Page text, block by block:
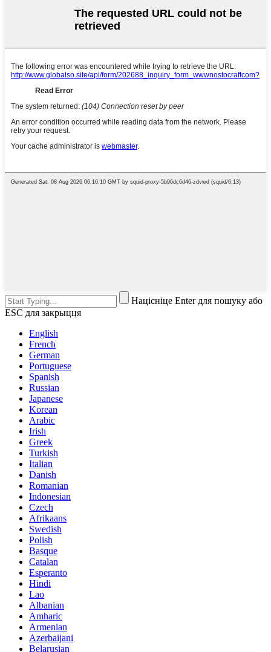
Націсніце Enter для пошуку або
ESC для закрыцця
English
French
German
Portuguese
Spanish
Russian
Japanese
Korean
Arabic
Irish
Greek
Turkish
Italian
Danish
Romanian
Indonesian
Czech
Afrikaans
Swedish
Polish
Basque
Catalan
Esperanto
Hindi
Lao
Albanian
Amharic
Armenian
Azerbaijani
Belarusian